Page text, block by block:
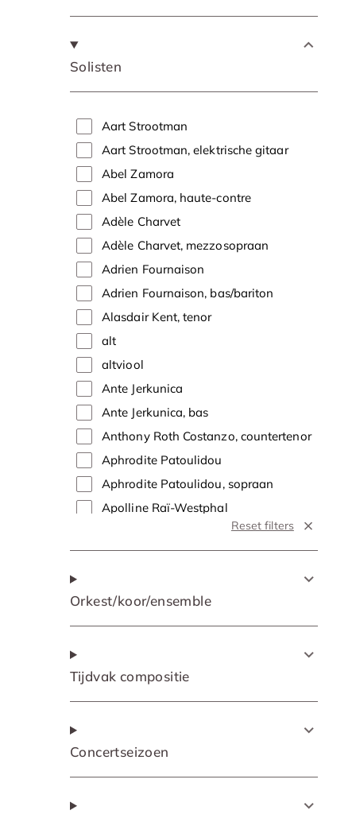
Solisten
Aart Strootman
Aart Strootman, elektrische gitaar
Abel Zamora
Abel Zamora, haute-contre
Adèle Charvet
Adèle Charvet, mezzosopraan
Adrien Fournaison
Adrien Fournaison, bas/bariton
Alasdair Kent, tenor
alt
altviool
Ante Jerkunica
Ante Jerkunica, bas
Anthony Roth Costanzo, countertenor
Aphrodite Patoulidou
Aphrodite Patoulidou, sopraan
Apolline Raï-Westphal
Apolline Raï-Westphal, sopraan
Arnold Bezuyen
Arnout Lems
Arnout Lems, bas
Arooj Aftab, zang
Arthur & Lucas Jussen
Attilio Glaser, tenor
Reset filters
Orkest/koor/ensemble
Tijdvak compositie
Concertseizoen